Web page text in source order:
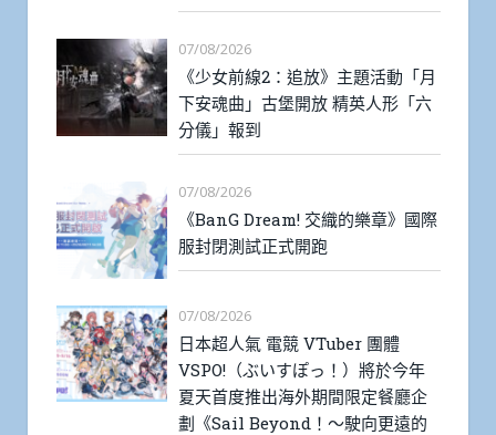
07/08/2026
《少女前線2：追放》主題活動「月
下安魂曲」古堡開放 精英人形「六
分儀」報到
07/08/2026
《BanG Dream! 交織的樂章》國際
服封閉測試正式開跑
07/08/2026
日本超人氣 電競 VTuber 團體
VSPO!（ぶいすぽっ！）將於今年
夏天首度推出海外期間限定餐廳企
劃《Sail Beyond！～駛向更遠的